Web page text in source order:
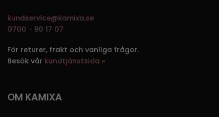
kundservice@kamixa.se
0700 - 90 17 07
För returer, frakt och vanliga frågor.
Besök vår kundtjänstsida »
OM KAMIXA